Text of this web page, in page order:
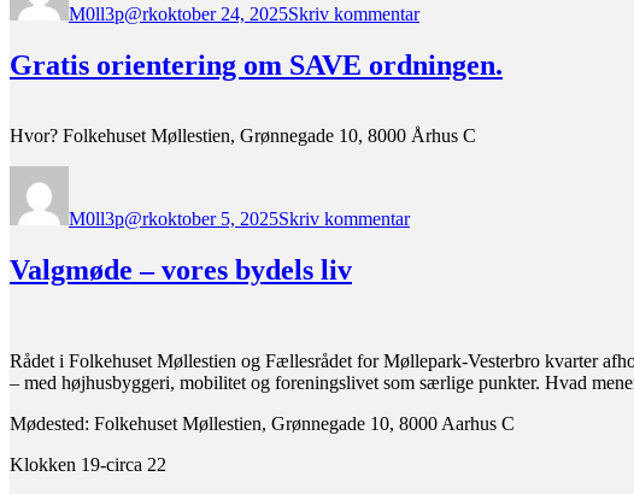
M0ll3p@rkoktober 24, 2025Skriv kommentarsober
Gratis orientering om SAVE ordningen.
Hvor? Folkehuset Møllestien, Grønnegade 10, 8000 Århus C
M0ll3p@rkoktober 5, 2025Skriv kommentarorientering
Valgmøde – vores bydels liv
Rådet i Folkehuset Møllestien og Fællesrådet for Møllepark-Vesterbro kvarter
– med højhusbyggeri, mobilitet og foreningslivet som særlige punkter. Hvad
Mødested: Folkehuset Møllestien, Grønnegade 10, 8000 Aarhus C
Klokken 19-circa 22